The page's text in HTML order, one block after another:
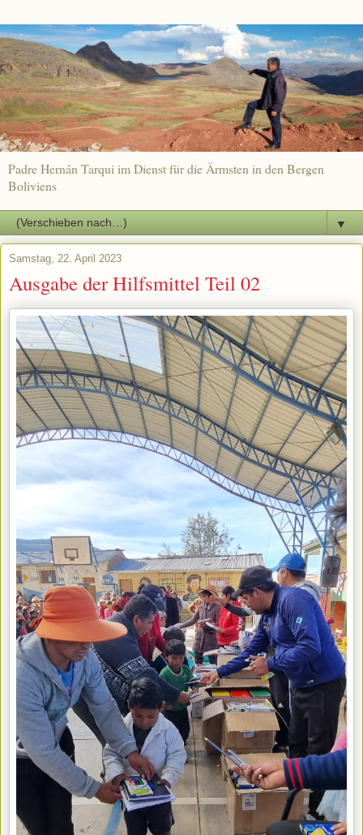
Padre Hernán Tarqui im Dienst für die Ärmsten in den Bergen
Boliviens
▼
Samstag, 22. April 2023
Ausgabe der Hilfsmittel Teil 02